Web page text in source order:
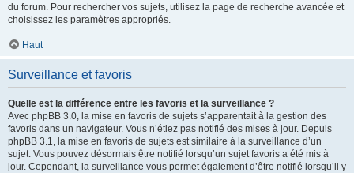
du forum. Pour rechercher vos sujets, utilisez la page de recherche avancée et
choisissez les paramètres appropriés.
Haut
Surveillance et favoris
Quelle est la différence entre les favoris et la surveillance ?
Avec phpBB 3.0, la mise en favoris de sujets s’apparentait à la gestion des
favoris dans un navigateur. Vous n’étiez pas notifié des mises à jour. Depuis
phpBB 3.1, la mise en favoris de sujets est similaire à la surveillance d’un
sujet. Vous pouvez désormais être notifié lorsqu’un sujet favoris a été mis à
jour. Cependant, la surveillance vous permet également d’être notifié lorsqu’il y